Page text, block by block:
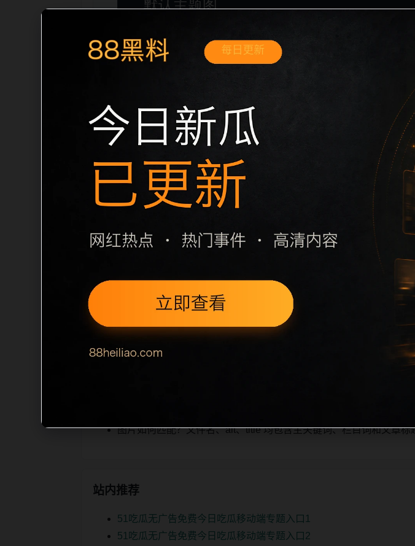
移动端搜索场景
51吃瓜无广告免费实时热榜移动端专题入口5围绕51吃瓜无广告免费与实
用户进入页面后，可以先通过摘要了解主题，再通过栏目入口查看同类
题一致性，避免无关关键词堆砌，也避免多个站点同步发布完全相同的标
成，便于搜索引擎理解页面主题。后续采集时将继续执行远程图片本地化
栏目内容归集
tion 长度检查。栏目内容按每日少量新增的方式持续扩展，每篇保留相
本栏目的初始建设内容，主要用于补齐栏目深度、稳定内链结构，并为后
或正文不足，将进入每日 SEO 检查清单自动修正。
实时热榜后续如何更新？按每日少量、主题相关、图片本地化的方式
图片如何匹配？文件名、alt、title 均包含主关键词、栏目词和文章标
站内推荐
51吃瓜无广告免费今日吃瓜移动端专题入口1
51吃瓜无广告免费今日吃瓜移动端专题入口2